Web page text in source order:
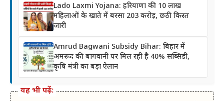
Lado Laxmi Yojana: हरियाणा की 10 लाख
महिलाओं के खाते में बरसा 203 करोड़, छठी किस्त
जारी
Amrud Bagwani Subsidy Bihar: बिहार में
अमरूद की बागवानी पर मिल रही है 40% सब्सिडी,
कृषि मंत्री का बड़ा ऐलान
यह भी पढ़ें: